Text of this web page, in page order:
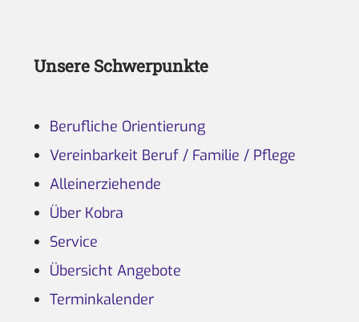
Unsere Schwerpunkte
Berufliche Orientierung
Vereinbarkeit Beruf / Familie / Pflege
Alleinerziehende
Über Kobra
Service
Übersicht Angebote
Terminkalender